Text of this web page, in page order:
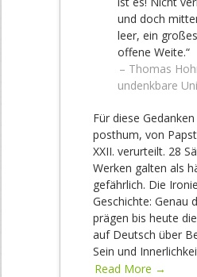
und doch
leer, ein
offene Weite.“
– Thomas
undenkbare
Für diese
posthum, von
XXII. verurteilt. 28
Werken galten als
gefährlich. Die
Geschichte: Genau
prägen bis heute
auf Deutsch über
Sein und
Read More →